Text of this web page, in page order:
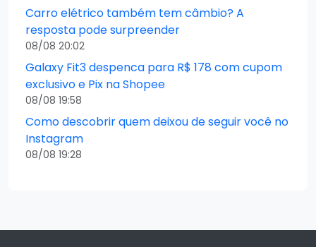
Carro elétrico também tem câmbio? A
resposta pode surpreender
08/08 20:02
Galaxy Fit3 despenca para R$ 178 com cupom
exclusivo e Pix na Shopee
08/08 19:58
Como descobrir quem deixou de seguir você no
Instagram
08/08 19:28